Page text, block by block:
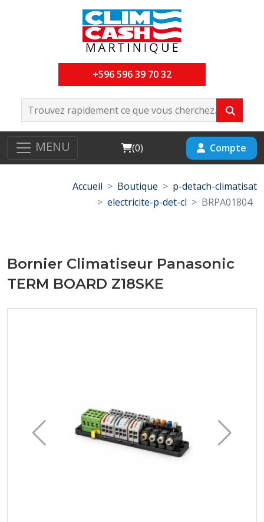
+596 596 39 70 32
MENU Cart
(0) Compte
Accueil Boutique
p-detach-climatisat
electricite-p-det-cl
BRPA01804
Bornier Climatiseur Panasonic
TERM BOARD Z18SKE